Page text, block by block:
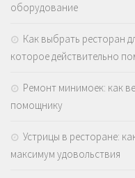
оборудование
Как выбрать ресторан
которое действительно
Ремонт минимоек: как
помощнику
Устрицы в ресторане:
максимум удовольствия